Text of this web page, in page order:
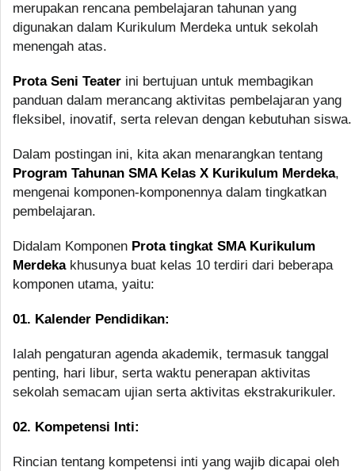
merupakan rencana pembelajaran tahunan yang
digunakan dalam Kurikulum Merdeka untuk sekolah
menengah atas.
Prota Seni Teater ini bertujuan untuk membagikan
panduan dalam merancang aktivitas pembelajaran yang
fleksibel, inovatif, serta relevan dengan kebutuhan siswa.
Dalam postingan ini, kita akan menarangkan tentang
Program Tahunan SMA Kelas X Kurikulum Merdeka,
mengenai komponen-komponennya dalam tingkatkan
pembelajaran.
Didalam Komponen Prota tingkat SMA Kurikulum
Merdekakhusunya buat kelas 10 terdiri dari beberapa
komponen utama, yaitu:
01. Kalender Pendidikan:
Ialah pengaturan agenda akademik, termasuk tanggal
penting, hari libur, serta waktu penerapan aktivitas
sekolah semacam ujian serta aktivitas ekstrakurikuler.
02. Kompetensi Inti:
Rincian tentang kompetensi inti yang wajib dicapai oleh